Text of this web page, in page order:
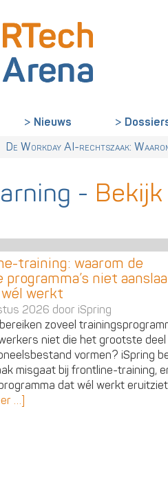
Nieuws
Digitalisering & AI cruciaal voor
Wet loontransparantie: dit moet
Van dialect naar ABN: waarom
De Workday AI-rechtszaak:
-
training: waarom de
programma’s niet
werkt
2026 door iSpring
zoveel
niet die het grootste deel
vormen? iSpring
misgaat bij frontline-training,
dat wél werkt
…]